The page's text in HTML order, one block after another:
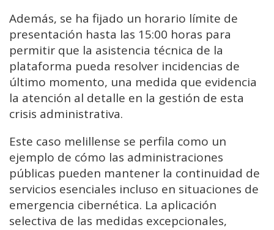
Además, se ha fijado un horario límite de
presentación hasta las 15:00 horas para
permitir que la asistencia técnica de la
plataforma pueda resolver incidencias de
último momento, una medida que evidencia
la atención al detalle en la gestión de esta
crisis administrativa.
Este caso melillense se perfila como un
ejemplo de cómo las administraciones
públicas pueden mantener la continuidad de
servicios esenciales incluso en situaciones de
emergencia cibernética. La aplicación
selectiva de las medidas excepcionales,